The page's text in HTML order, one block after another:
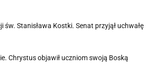
św. Stanisława Kostki. Senat przyjął uchwałę
Chrystus objawił uczniom swoją Boską